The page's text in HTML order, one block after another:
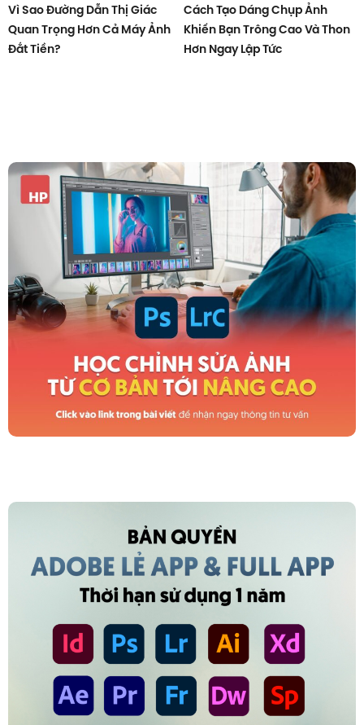
Vì Sao Đường Dẫn Thị Giác
Quan Trọng Hơn Cả Máy Ảnh
Đắt Tiền?
Cách Tạo Dáng Chụp Ảnh
Khiến Bạn Trông Cao Và Thon
Hơn Ngay Lập Tức